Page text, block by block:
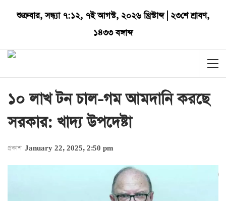
শুক্রবার,সন্ধ্যা ৭:১২, ৭ই আগস্ট, ২০২৬ খ্রিস্টাব্দ| ২৩শে শ্রাবণ,
১৪৩৩ বঙ্গাব্দ
১০ লাখ টন চাল-গম আমদানি করছে
সরকার: খাদ্য উপদেষ্টা
প্রকাশ January 22, 2025, 2:50 pm